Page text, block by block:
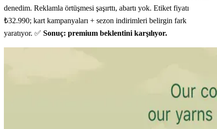
denedim. Reklamla örtüşmesi şaşırttı, abartı yok. Etiket fiyatı
₺32.990; kart kampanyaları + sezon indirimleri belirgin fark
yaratıyor. ✅ Sonuç: premium beklentini karşılıyor.